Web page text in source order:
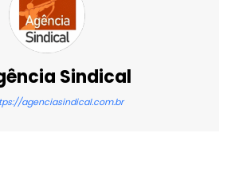
Sindical
agenciasindical.com.br